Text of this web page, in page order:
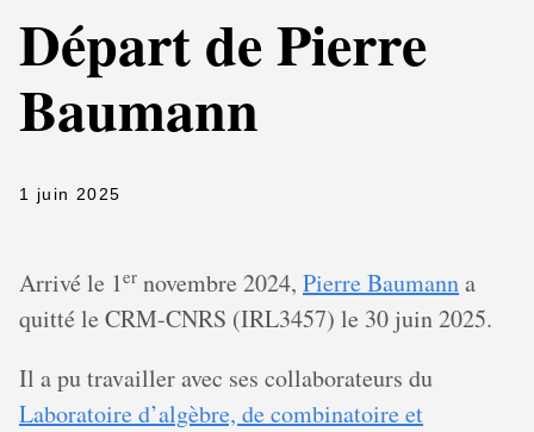
Départ de Pierre
Baumann
1 juin 2025
Arrivé le 1er novembre 2024, Pierre Baumanna
quitté le CRM-CNRS (IRL3457) le 30 juin 2025.
Il a pu travailler avec ses collaborateurs du
Laboratoire d’algèbre, de combinatoire et